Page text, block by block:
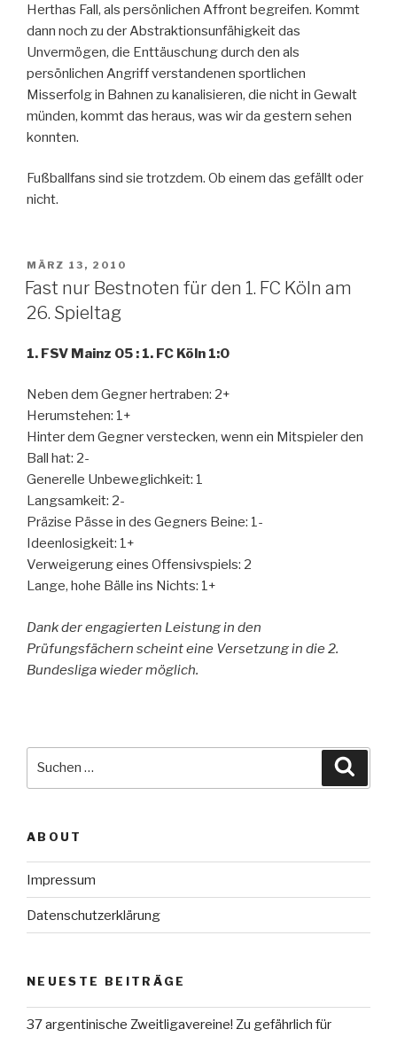
Herthas Fall, als persönlichen Affront begreifen. Kommt
dann noch zu der Abstraktionsunfähigkeit das
Unvermögen, die Enttäuschung durch den als
persönlichen Angriff verstandenen sportlichen
Misserfolg in Bahnen zu kanalisieren, die nicht in Gewalt
münden, kommt das heraus, was wir da gestern sehen
konnten.
Fußballfans sind sie trotzdem. Ob einem das gefällt oder
nicht.
VERÖFFENTLICHT
AM
MÄRZ 13, 2010
Fast nur Bestnoten für den 1. FC Köln am
26. Spieltag
1. FSV Mainz 05 : 1. FC Köln 1:0
Neben dem Gegner hertraben: 2+
Herumstehen: 1+
Hinter dem Gegner verstecken, wenn ein Mitspieler den
Ball hat: 2-
Generelle Unbeweglichkeit: 1
Langsamkeit: 2-
Präzise Pässe in des Gegners Beine: 1-
Ideenlosigkeit: 1+
Verweigerung eines Offensivspiels: 2
Lange, hohe Bälle ins Nichts: 1+
Dank der engagierten Leistung in den
Prüfungsfächern scheint eine Versetzung in die 2.
Bundesliga wieder möglich.
ABOUT
Impressum
Datenschutzerklärung
NEUESTE BEITRÄGE
37 argentinische Zweitligavereine! Zu gefährlich für